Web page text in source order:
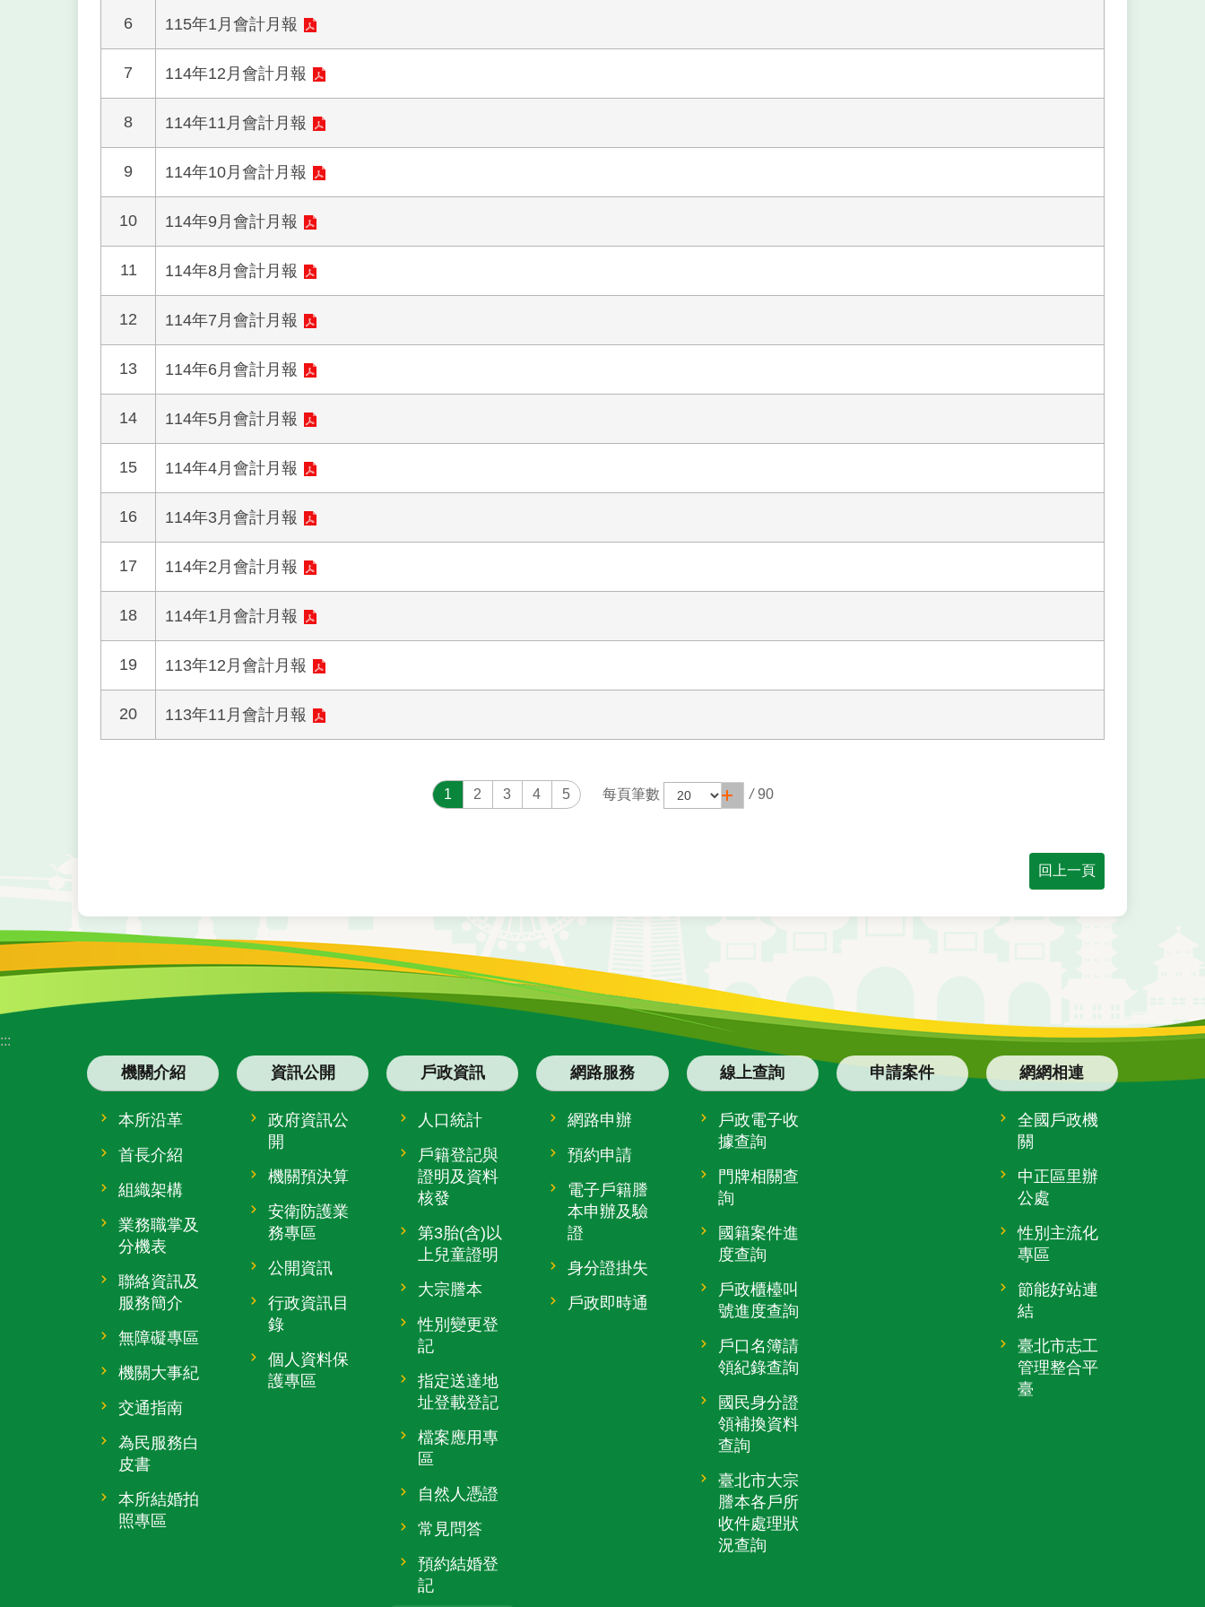
6 115年1月會計月報
7 114年12月會計月報
8 114年11月會計月報
9 114年10月會計月報
10 114年9月會計月報
11 114年8月會計月報
12 114年7月會計月報
13 114年6月會計月報
14 114年5月會計月報
15 114年4月會計月報
16 114年3月會計月報
17 114年2月會計月報
18 114年1月會計月報
19 113年12月會計月報
20 113年11月會計月報
1 2 3 4 5 每頁筆數 / 90
回上一頁
:::
機關介紹
本所沿革
首長介紹
組織架構
業務職掌及
分機表
聯絡資訊及
服務簡介
無障礙專區
機關大事紀
交通指南
為民服務白
皮書
本所結婚拍
照專區
資訊公開
政府資訊公
開
機關預決算
安衛防護業
務專區
公開資訊
行政資訊目
錄
個人資料保
護專區
戶政資訊
人口統計
戶籍登記與
證明及資料
核發
第3胎(含)以
上兒童證明
大宗謄本
性別變更登
記
指定送達地
址登載登記
檔案應用專
區
自然人憑證
常見問答
預約結婚登
記
網路服務
網路申辦
預約申請
電子戶籍謄
本申辦及驗
證
身分證掛失
戶政即時通
線上查詢
戶政電子收
據查詢
門牌相關查
詢
國籍案件進
度查詢
戶政櫃檯叫
號進度查詢
戶口名簿請
領紀錄查詢
國民身分證
領補換資料
查詢
臺北市大宗
謄本各戶所
收件處理狀
況查詢
申請案件 網網相連
全國戶政機
關
中正區里辦
公處
性別主流化
專區
節能好站連
結
臺北市志工
管理整合平
臺